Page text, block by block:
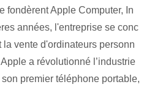
fondèrent Apple Computer, In
années, l'entreprise se conc
vente d'ordinateurs personn
a révolutionné l’industrie
premier téléphone portable,